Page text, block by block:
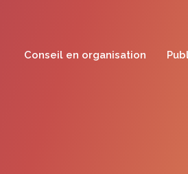
Conseil en organisation